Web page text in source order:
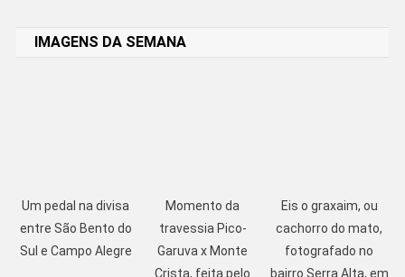
IMAGENS DA SEMANA
Um pedal na divisa
entre São Bento do
Sul e Campo Alegre
Momento da
travessia Pico-
Garuva x Monte
Crista, feita pelo
Eis o graxaim, ou
cachorro do mato,
fotografado no
bairro Serra Alta, em